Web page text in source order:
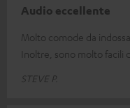
Audio eccellente
Molto comode da
Inoltre, sono molto facili
STEVE P.